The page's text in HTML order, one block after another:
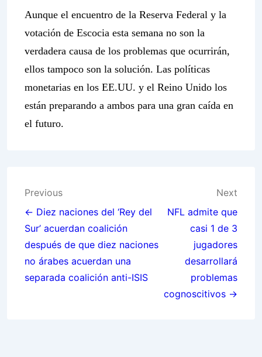
Aunque el encuentro de la Reserva Federal y la
votación de Escocia esta semana no son la
verdadera causa de los problemas que ocurrirán,
ellos tampoco son la solución. Las políticas
monetarias en los EE.UU. y el Reino Unido los
están preparando a ambos para una gran caída en
el futuro.
Post
navigation
Previous
← Diez naciones del ‘Rey del
Sur’ acuerdan coalición
después de que diez naciones
no árabes acuerdan una
separada coalición anti-ISIS
Next
NFL admite que
casi 1 de 3
jugadores
desarrollará
problemas
cognoscitivos →